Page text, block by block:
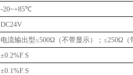
-20~+85℃
DC24V
电流输出型≤500Ω（不带显示）；≤250Ω
±0.2%F.S
±0.1%F.S